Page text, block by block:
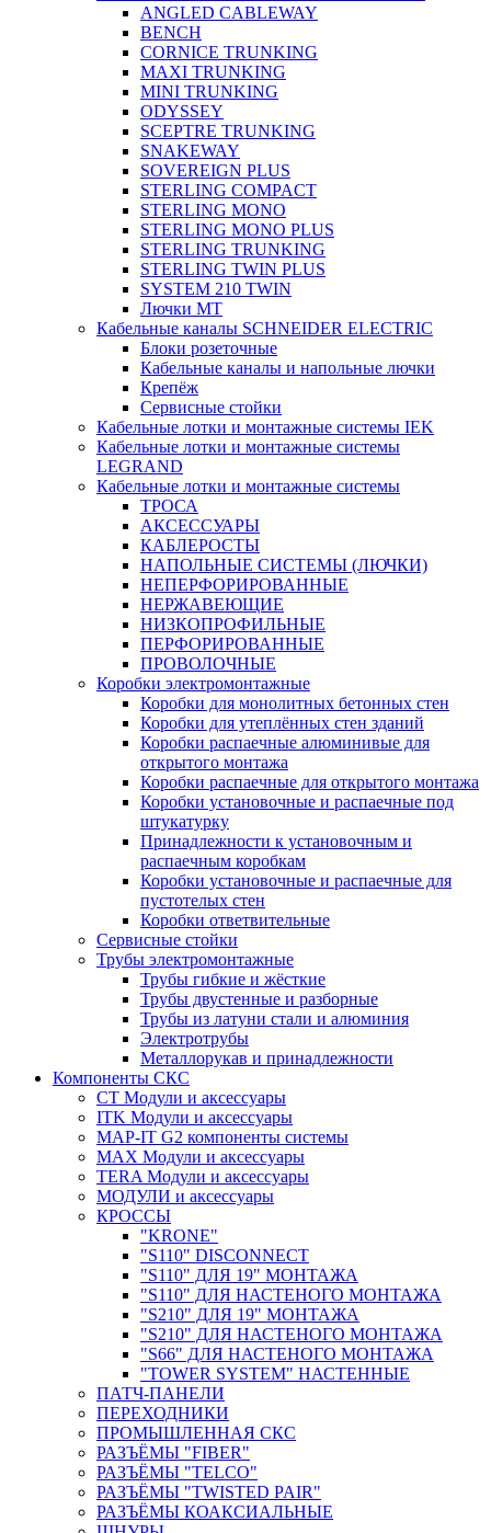
ANGLED CABLEWAY
BENCH
CORNICE TRUNKING
MAXI TRUNKING
MINI TRUNKING
ODYSSEY
SCEPTRE TRUNKING
SNAKEWAY
SOVEREIGN PLUS
STERLING COMPACT
STERLING MONO
STERLING MONO PLUS
STERLING TRUNKING
STERLING TWIN PLUS
SYSTEM 210 TWIN
Лючки MT
Кабельные каналы SCHNEIDER ELECTRIC
Блоки розеточные
Кабельные каналы и напольные лючки
Крепёж
Сервисные стойки
Кабельные лотки и монтажные системы IEK
Кабельные лотки и монтажные системы
LEGRAND
Кабельные лотки и монтажные системы
ТРОСА
АКСЕССУАРЫ
КАБЛЕРОСТЫ
НАПОЛЬНЫЕ СИСТЕМЫ (ЛЮЧКИ)
НЕПЕРФОРИРОВАННЫЕ
НЕРЖАВЕЮЩИЕ
НИЗКОПРОФИЛЬНЫЕ
ПЕРФОРИРОВАННЫЕ
ПРОВОЛОЧНЫЕ
Коробки электромонтажные
Коробки для монолитных бетонных стен
Коробки для утеплённых стен зданий
Коробки распаечные алюминивые для
открытого монтажа
Коробки распаечные для открытого монтажа
Коробки установочные и распаечные под
штукатурку
Принадлежности к установочным и
распаечным коробкам
Коробки установочные и распаечные для
пустотелых стен
Коробки ответвительные
Сервисные стойки
Трубы электромонтажные
Трубы гибкие и жёсткие
Трубы двустенные и разборные
Трубы из латуни стали и алюминия
Электротрубы
Металлорукав и принадлежности
Компоненты СКС
CT Модули и аксессуары
ITK Модули и аксессуары
MAP-IT G2 компоненты системы
MAX Модули и аксессуары
TERA Модули и аксессуары
МОДУЛИ и аксессуары
КРОССЫ
"KRONE"
"S110" DISCONNECT
"S110" ДЛЯ 19" МОНТАЖА
"S110" ДЛЯ НАСТЕНОГО МОНТАЖА
"S210" ДЛЯ 19" МОНТАЖА
"S210" ДЛЯ НАСТЕНОГО МОНТАЖА
"S66" ДЛЯ НАСТЕНОГО МОНТАЖА
"TOWER SYSTEM" НАСТЕННЫЕ
ПАТЧ-ПАНЕЛИ
ПЕРЕХОДНИКИ
ПРОМЫШЛЕННАЯ СКС
РАЗЪЁМЫ "FIBER"
РАЗЪЁМЫ "TELCO"
РАЗЪЁМЫ "TWISTED PAIR"
РАЗЪЁМЫ КОАКСИАЛЬНЫЕ